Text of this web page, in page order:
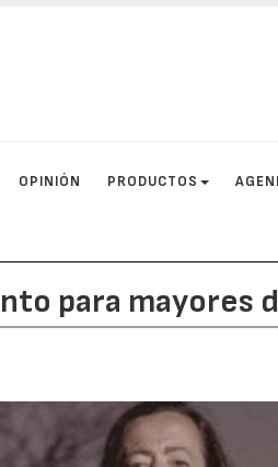
OPINIÓN PRODUCTOS
para mayores